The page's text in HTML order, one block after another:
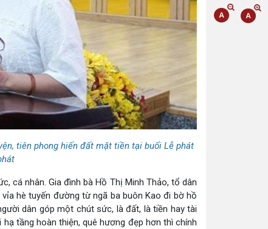
tiên phong hiến đất mặt tiền tại buổi Lễ phát
cá nhân. Gia đình bà Hồ Thị Minh Thảo, tổ dân
hè tuyến đường từ ngã ba buôn Kao đi bờ hồ
dân góp một chút sức, là đất, là tiền hay tài
tầng hoàn thiện, quê hương đẹp hơn thì chính